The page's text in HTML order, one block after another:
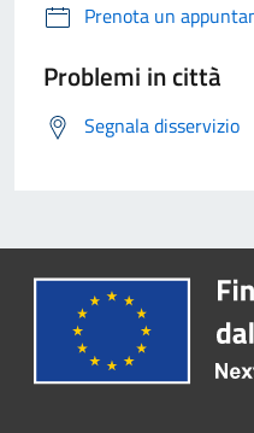
Prenota un
Problemi in città
Segnala disservizio